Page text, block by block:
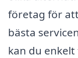
företag för
bästa
kan du